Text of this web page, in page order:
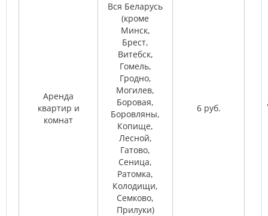
Аренда
квартир и
комнат
Вся Беларусь
(кроме
Минск,
Брест,
Витебск,
Гомель,
Гродно,
Могилев,
Боровая,
Боровляны,
Копище,
Лесной,
Гатово,
Сеница,
Ратомка,
Колодищи,
Семково,
Прилуки)
6 руб.